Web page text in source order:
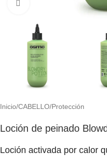
Inicio/CABELLO/Protección
Loción de peinado
Loción activada por calor